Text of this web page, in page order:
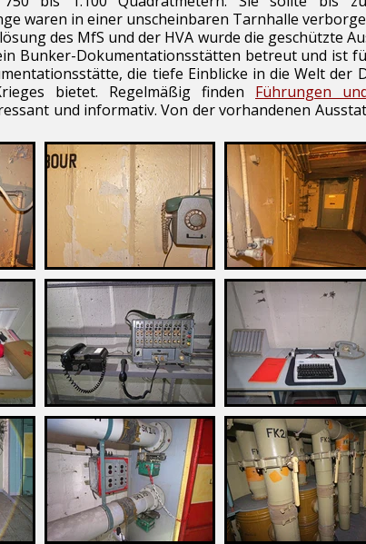
waren in einer unscheinbaren Tarnhalle
des MfS und der HVA wurde die geschützte
Bunker-Dokumentationsstätten betreut und ist
die tiefe Einblicke in die Welt der
bietet. Regelmäßig finden Führungen
und informativ. Von der vorhandenen